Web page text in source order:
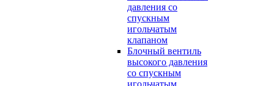
давления со
спускным
игольчатым
клапаном
Блочный вентиль
высокого давления
со спускным
игольчатым